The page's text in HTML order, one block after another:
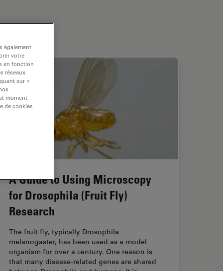
A Guide to Using Microscopy
for Drosophila (Fruit Fly)
Research
The fruit fly, typically Drosophila
melanogaster, has been used as a model
organism for over a century. One reason is
that many disease-related genes are shared
également
votre
en fonction
réseaux
sur «
moment
de cookies